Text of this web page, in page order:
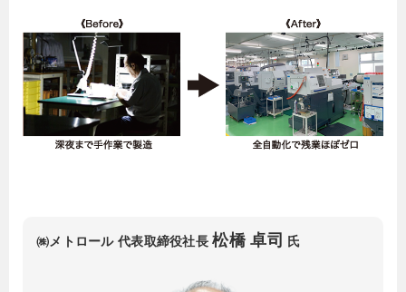
㈱メトロール 代表取締役社長松橋 卓司 氏